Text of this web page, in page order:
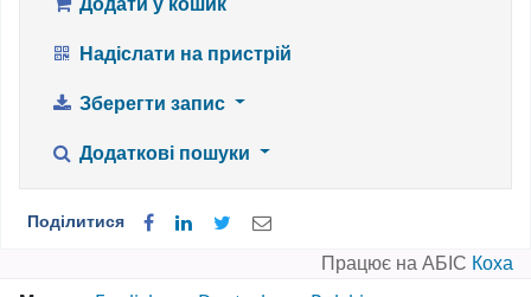
Надіслати на пристрій
Зберегти запис
Додаткові пошуки
Поділитися
Працює на АБІС Коха